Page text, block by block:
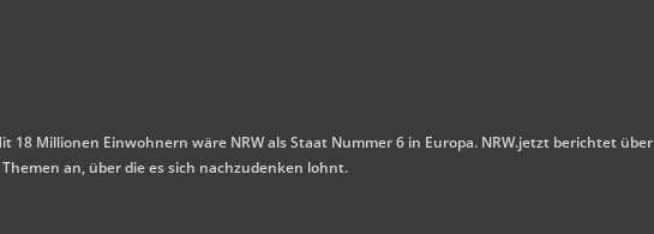
Millionen Einwohnern wäre NRW als Staat Nummer 6 in Europa. NRW.jetzt berichtet über
an, über die es sich nachzudenken lohnt.